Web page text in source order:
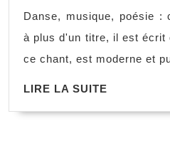
Danse, musique, poésie :
à plus d'un titre, il est écrit
ce chant, est moderne et
LIRE LA SUITE